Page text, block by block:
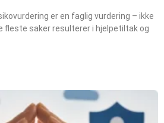
er en faglig vurdering – ikke
fleste saker resulterer i hjelpetiltak og